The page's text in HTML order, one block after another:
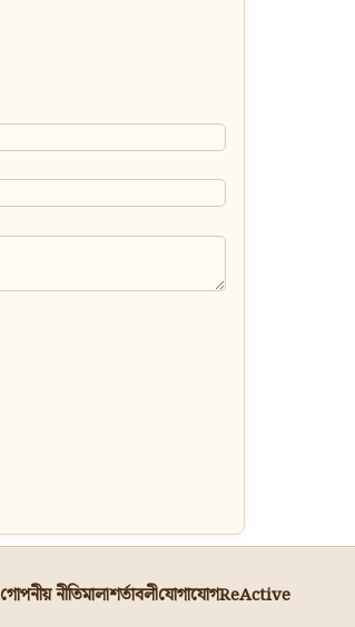
গোপনীয় নীতিমালাশর্তাবলীযোগাযোগReActive